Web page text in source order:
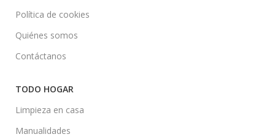
Política de cookies
Quiénes somos
Contáctanos
TODO HOGAR
Limpieza en casa
Manualidades